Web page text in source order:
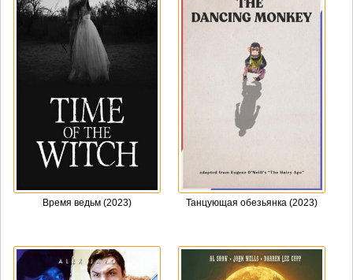
Время ведьм (2023) Танцующая обезьянка (2023)